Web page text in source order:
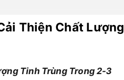
Thiện Chất Lượng
Tinh Trùng Trong 2-3